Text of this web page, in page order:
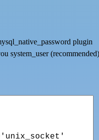
plugin
system_user (recommended)